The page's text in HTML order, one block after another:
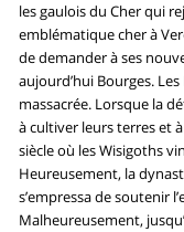
les gaulois du Cher qui
emblématique cher à
de demander à ses
aujourd’hui Bourges.
massacrée. Lorsque la
à cultiver leurs terres et
siècle où les Wisigoths
Heureusement, la
s’empressa de soutenir
Malheureusement,